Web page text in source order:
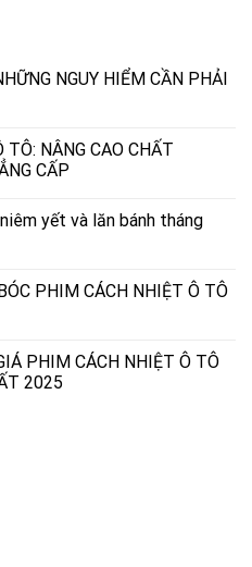
NGUY HIỂM CẦN PHẢI
TÔ: NÂNG CAO CHẤT
CẤP
yết và lăn bánh tháng
PHIM CÁCH NHIỆT Ô TÔ
PHIM CÁCH NHIỆT Ô TÔ
2025